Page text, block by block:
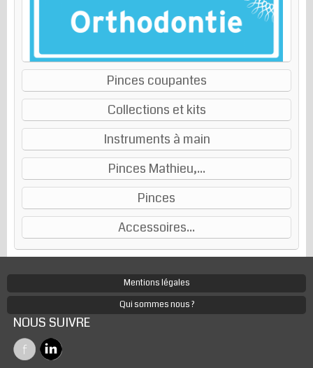
Pinces coupantes
Collections et kits
Instruments à main
Pinces Mathieu,...
Pinces
Accessoires...
Mentions légales
Qui sommes nous ?
NOUS SUIVRE